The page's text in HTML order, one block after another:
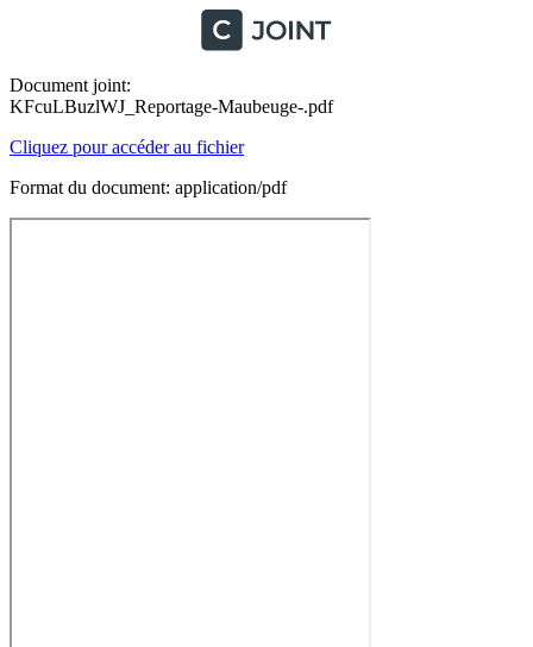
Document joint:
KFcuLBuzlWJ_Reportage-Maubeuge-.pdf
Cliquez pour accéder au fichier
Format du document: application/pdf